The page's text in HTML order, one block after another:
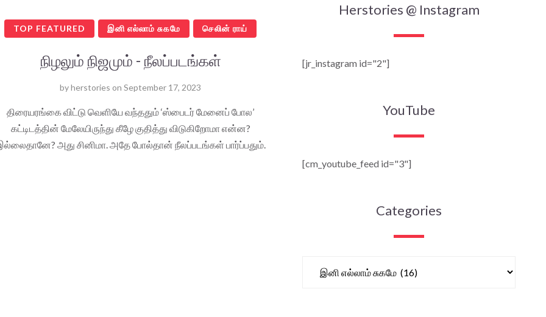
TOP FEATURED இனி எல்லாம் சுகமே செலின் ராய்
நிழலும் நிஜமும் - நீலப்படங்கள்
byherstories on September 17, 2023
திரையரங்கை விட்டு வெளியே வந்ததும் ‘ஸ்பைடர் மேனைப் போல’
கட்டிடத்தின் மேலேயிருந்து கீழே குதித்து விடுகிறோமா என்ன?
அது சினிமா. அதே போல்தான் நீலப்படங்கள் பார்ப்பதும்.
Herstories @ Instagram
[jr_instagram id="2"]
YouTube
[cm_youtube_feed id="3"]
Categories